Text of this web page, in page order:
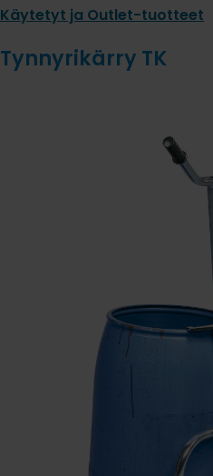
Käytetyt ja Outlet-tuotteet
Tynnyrikärry TK